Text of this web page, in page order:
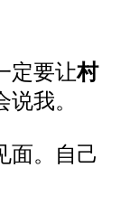
定要让村
说我。
面。
自己